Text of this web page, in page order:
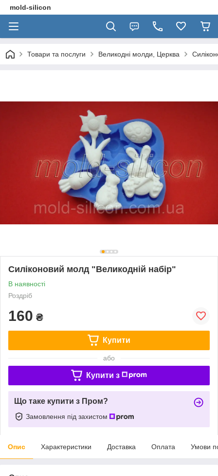
mold-silicon
Товари та послуги Великодні молди, Церква
Силіконовий молд "Великодній набір"
В наявності
Роздріб
160 ₴
Купити
або
Купити з
Що таке купити з Пром?
Замовлення під захистом
Опис Характеристики Доставка Оплата Умови